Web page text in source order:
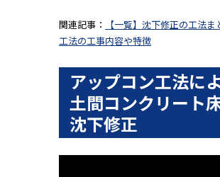
関連記事：
【一覧】沈下修正の工法
工法の工事内容や特徴
アップコン工法に
土間コンクリート
沈下修正